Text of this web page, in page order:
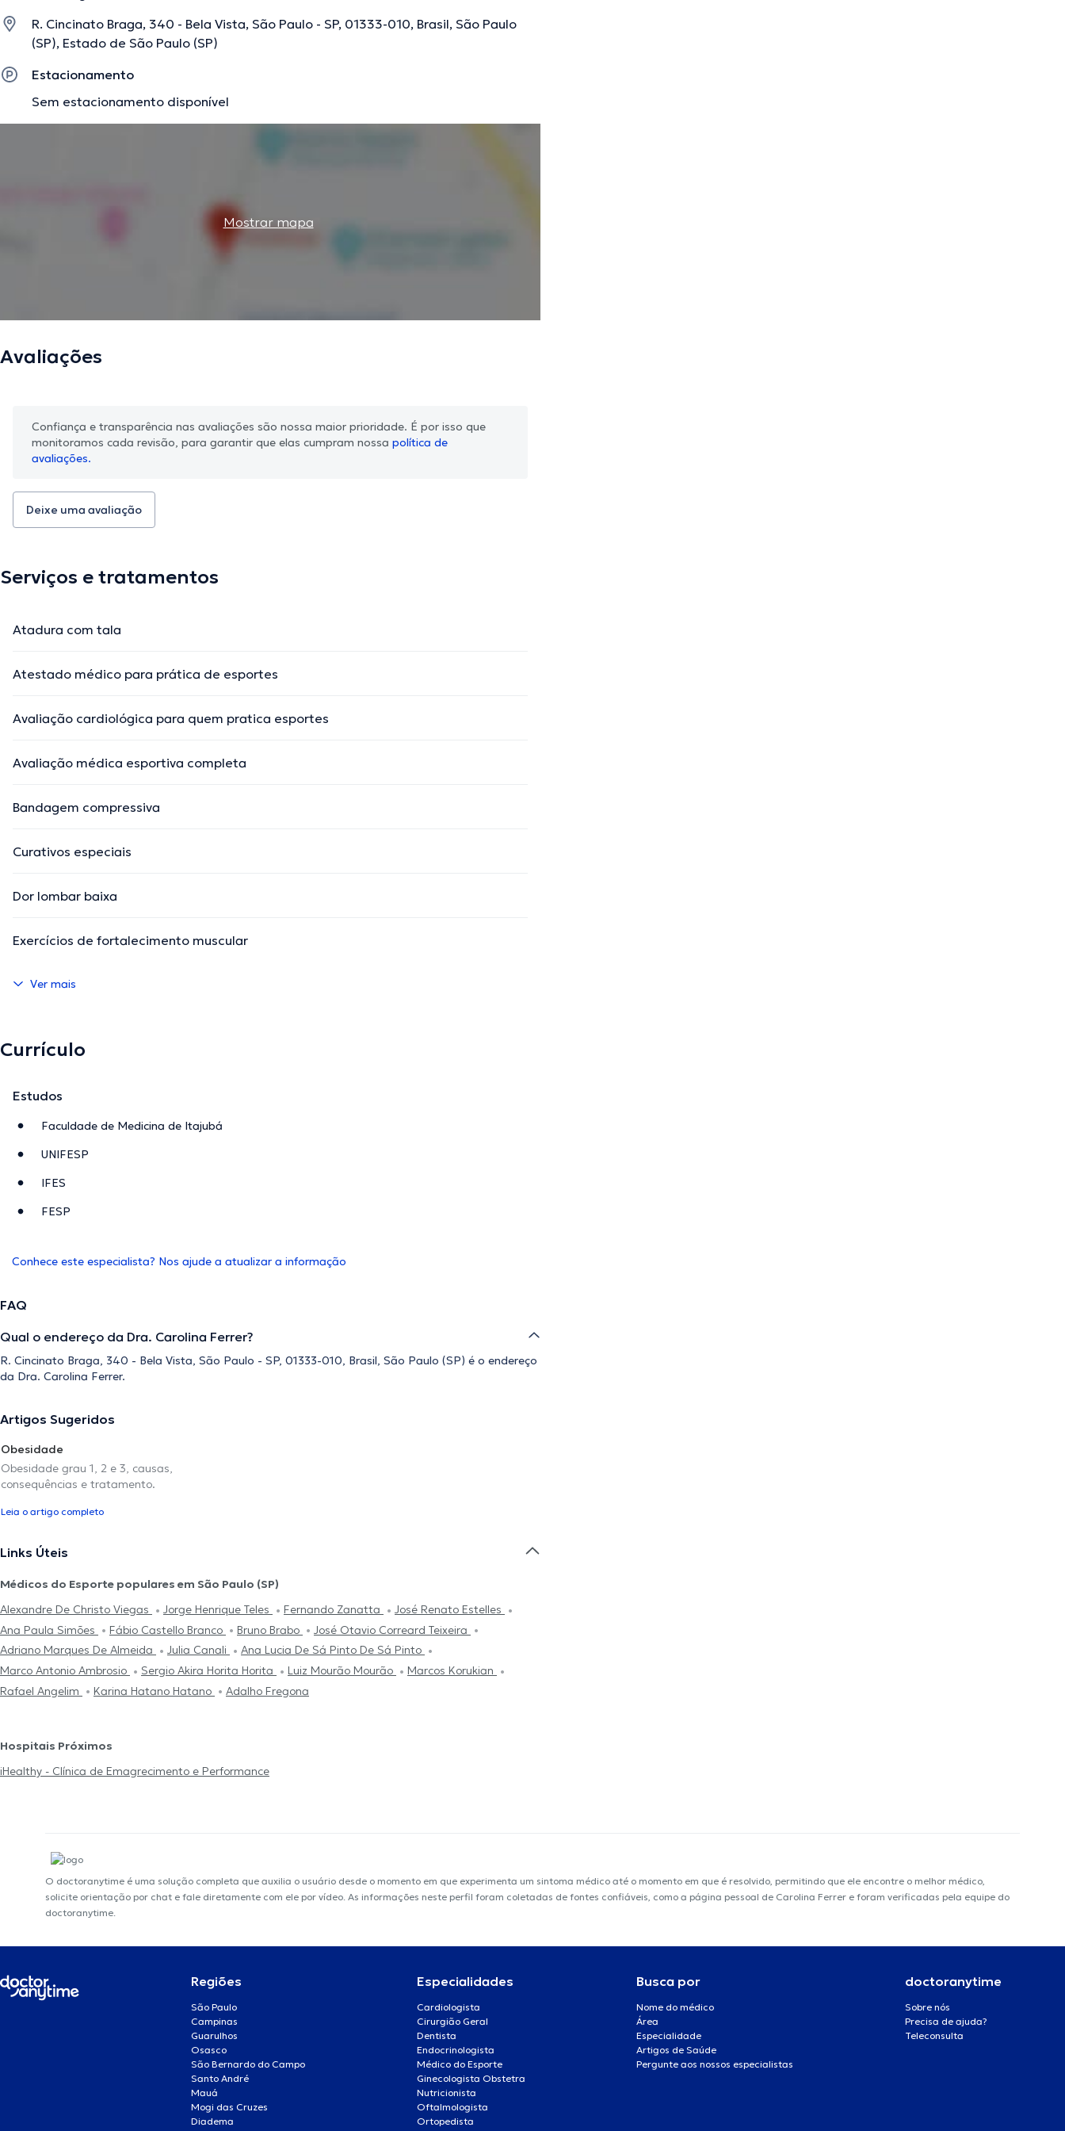
A descrição foi editada pela equipe do doctoranytime, baseada em informações verificadas.
R. Cincinato Braga, 340 - Bela Vista, São Paulo - SP, 01333-010, Brasil, São Paulo
(SP), Estado de São Paulo (SP)
Estacionamento
Sem estacionamento disponível
Mostrar mapa
Avaliações
Confiança e transparência nas avaliações são nossa maior prioridade. É por isso que
monitoramos cada revisão, para garantir que elas cumpram nossa política de
avaliações.
Deixe uma avaliação
Serviços e tratamentos
Atadura com tala
Atestado médico para prática de esportes
Avaliação cardiológica para quem pratica esportes
Avaliação médica esportiva completa
Bandagem compressiva
Curativos especiais
Dor lombar baixa
Exercícios de fortalecimento muscular
Ver mais
Currículo
Estudos
Faculdade de Medicina de Itajubá
UNIFESP
IFES
FESP
Conhece este especialista? Nos ajude a atualizar a informação
FAQ
Qual o endereço da Dra. Carolina Ferrer?
R. Cincinato Braga, 340 - Bela Vista, São Paulo - SP, 01333-010, Brasil, São Paulo (SP) é o endereço
da Dra. Carolina Ferrer.
Artigos Sugeridos
Obesidade
Obesidade grau 1, 2 e 3, causas,
consequências e tratamento.
Leia o artigo completo
Links Úteis
Médicos do Esporte populares em São Paulo (SP)
Alexandre De Christo Viegas
Jorge Henrique Teles Fernando Zanatta
José Renato Estelles
Ana Paula Simões
Fábio Castello Branco Bruno Brabo
José Otavio Correard Teixeira
Adriano Marques De Almeida
Julia Canali
Ana Lucia De Sá Pinto De Sá Pinto
Marco Antonio Ambrosio
Sergio Akira Horita Horita Luiz Mourão Mourão
Marcos Korukian
Rafael Angelim
Karina Hatano Hatano Adalho Fregona
Hospitais Próximos
iHealthy - Clínica de Emagrecimento e Performance
O doctoranytime é uma solução completa que auxilia o usuário desde o momento em que experimenta um sintoma médico até o momento em que é resolvido, permitindo que ele encontre o melhor médico,
solicite orientação por chat e fale diretamente com ele por vídeo. As informações neste perfil foram coletadas de fontes confiáveis, como a página pessoal de Carolina Ferrer e foram verificadas pela equipe do
doctoranytime.
Regiões
São Paulo
Campinas
Guarulhos
Osasco
São Bernardo do Campo
Santo André
Mauá
Mogi das Cruzes
Diadema
Especialidades
Cardiologista
Cirurgião Geral
Dentista
Endocrinologista
Médico do Esporte
Ginecologista Obstetra
Nutricionista
Oftalmologista
Ortopedista
Busca por
Nome do médico
Área
Especialidade
Artigos de Saúde
Pergunte aos nossos especialistas
doctoranytime
Sobre nós
Precisa de ajuda?
Teleconsulta